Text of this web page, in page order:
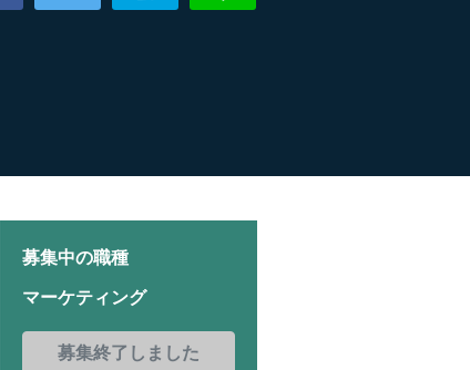
募集中の職種
マーケティング
募集終了しました